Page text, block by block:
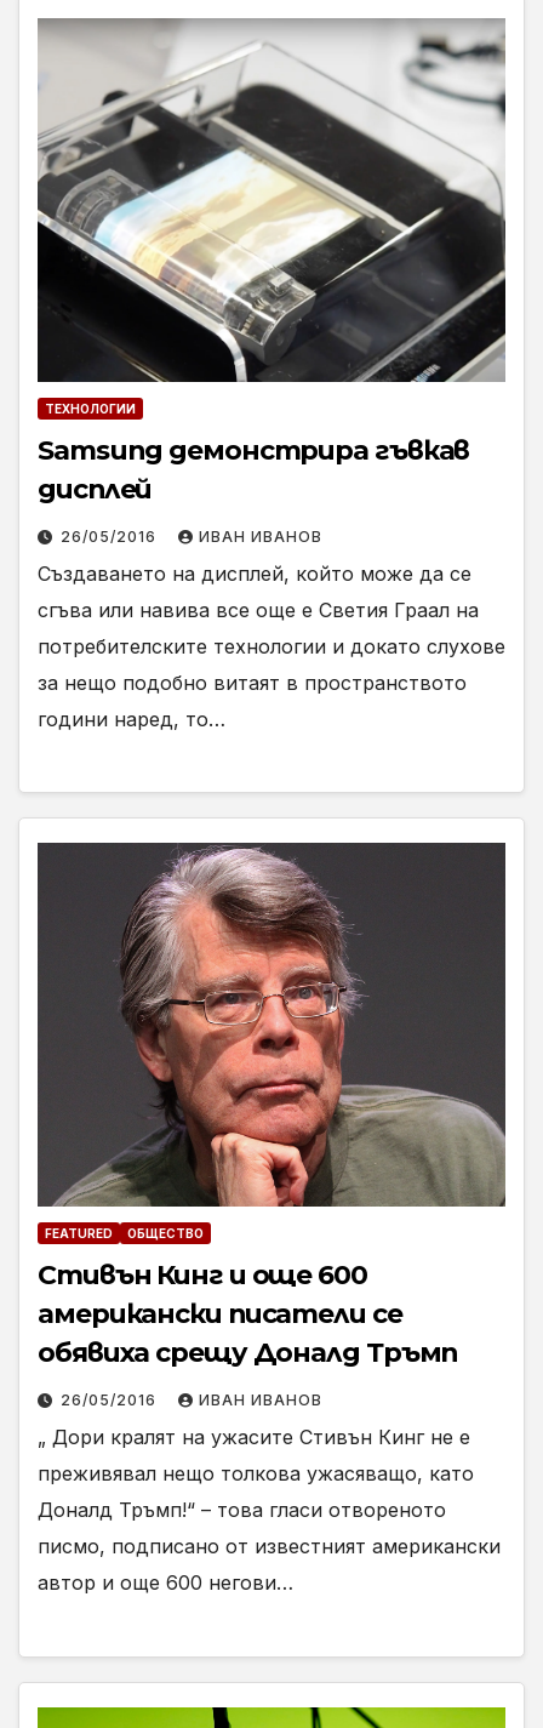
ТЕХНОЛОГИИ
Samsung демонстрира гъвкав
дисплей
26/05/2016 ИВАН ИВАНОВ
Създаването на дисплей, който може да се
сгъва или навива все още е Светия Граал на
потребителските технологии и докато слухове
за нещо подобно витаят в пространството
години наред, то…
FEATURED ОБЩЕСТВО
Стивън Кинг и още 600
американски писатели се
обявиха срещу Доналд Тръмп
26/05/2016 ИВАН ИВАНОВ
„ Дори кралят на ужасите Стивън Кинг не е
преживявал нещо толкова ужасяващо, като
Доналд Тръмп!“ – това гласи отвореното
писмо, подписано от известният американски
автор и още 600 негови…